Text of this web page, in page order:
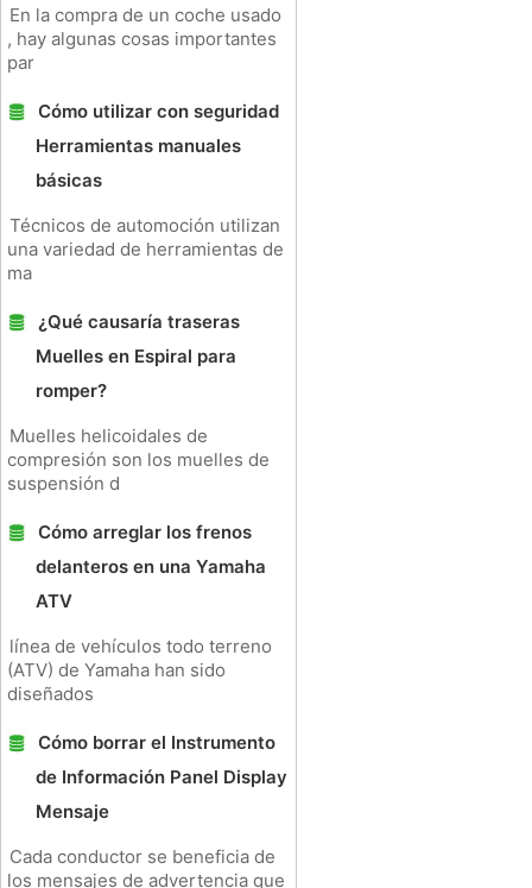
En la compra de un coche usado
, hay algunas cosas importantes
par
Cómo utilizar con seguridad
Herramientas manuales
básicas
Técnicos de automoción utilizan
una variedad de herramientas de
ma
¿Qué causaría traseras
Muelles en Espiral para
romper?
Muelles helicoidales de
compresión son los muelles de
suspensión d
Cómo arreglar los frenos
delanteros en una Yamaha
ATV
línea de vehículos todo terreno
(ATV) de Yamaha han sido
diseñados
Cómo borrar el Instrumento
de Información Panel Display
Mensaje
Cada conductor se beneficia de
los mensajes de advertencia que